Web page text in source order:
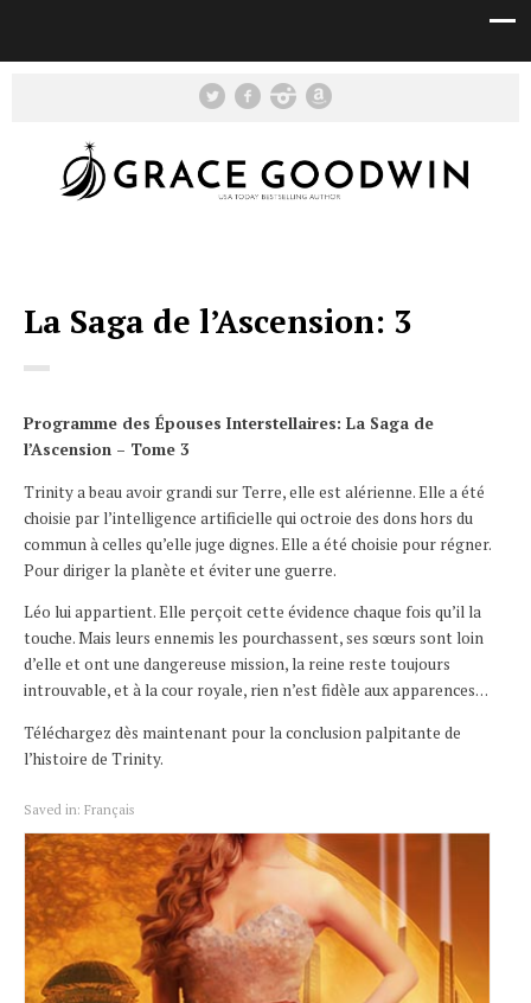
La Saga de l’Ascension: 3
Programme des Épouses Interstellaires: La Saga de
l’Ascension – Tome 3
Trinity a beau avoir grandi sur Terre, elle est alérienne. Elle a été
choisie par l’intelligence artificielle qui octroie des dons hors du
commun à celles qu’elle juge dignes. Elle a été choisie pour régner.
Pour diriger la planète et éviter une guerre.
Léo lui appartient. Elle perçoit cette évidence chaque fois qu’il la
touche. Mais leurs ennemis les pourchassent, ses sœurs sont loin
d’elle et ont une dangereuse mission, la reine reste toujours
introuvable, et à la cour royale, rien n’est fidèle aux apparences…
Téléchargez dès maintenant pour la conclusion palpitante de
l’histoire de Trinity.
Saved in: Français